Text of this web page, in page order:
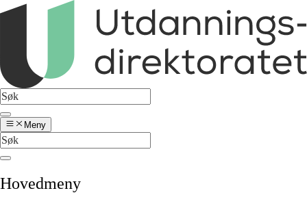
Meny
Hovedmeny